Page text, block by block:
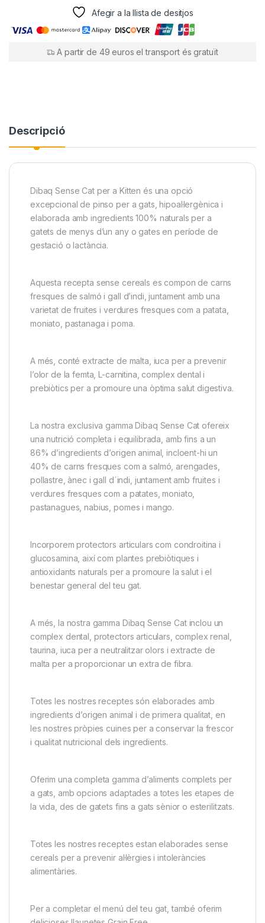
Afegir a la llista de desitjos
A partir de 49 euros el transport és gratuït
Descripció
Dibaq Sense Cat per a Kitten és una opció
excepcional de pinso per a gats, hipoal·lergènica i
elaborada amb ingredients 100% naturals per a
gatets de menys d’un any o gates en període de
gestació o lactància.
Aquesta recepta sense cereals es compon de carns
fresques de salmó i gall d’indi, juntament amb una
varietat de fruites i verdures fresques com a patata,
moniato, pastanaga i poma.
A més, conté extracte de malta, iuca per a prevenir
l’olor de la femta, L-carnitina, complex dental i
prebiòtics per a promoure una òptima salut digestiva.
La nostra exclusiva gamma Dibaq Sense Cat ofereix
una nutrició completa i equilibrada, amb fins a un
86% d’ingredients d’origen animal, incloent-hi un
40% de carns fresques com a salmó, arengades,
pollastre, ànec i gall d´indi, juntament amb fruites i
verdures fresques com a patates, moniato,
pastanagues, nabius, pomes i mango.
Incorporem protectors articulars com condroitina i
glucosamina, així com plantes prebiòtiques i
antioxidants naturals per a promoure la salut i el
benestar general del teu gat.
A més, la nostra gamma Dibaq Sense Cat inclou un
complex dental, protectors articulars, complex renal,
taurina, iuca per a neutralitzar olors i extracte de
malta per a proporcionar un extra de fibra.
Totes les nostres receptes són elaborades amb
ingredients d’origen animal i de primera qualitat, en
les nostres pròpies cuines per a conservar la frescor
i qualitat nutricional dels ingredients.
Oferim una completa gamma d’aliments complets per
a gats, amb opcions adaptades a totes les etapes de
la vida, des de gatets fins a gats sènior o esterilitzats.
Totes les nostres receptes estan elaborades sense
cereals per a prevenir al·lèrgies i intoleràncies
alimentàries.
Per a completar el menú del teu gat, també oferim